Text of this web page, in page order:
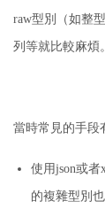
raw型別（如整
列等就比較麻煩。
當時常見的手段
使用json或者
的複雜型別